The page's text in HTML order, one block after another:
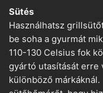
Sütés
Használhatsz
be soha a gyurmát
110-130 Celsius fok
gyártó utasítását erre
különböző